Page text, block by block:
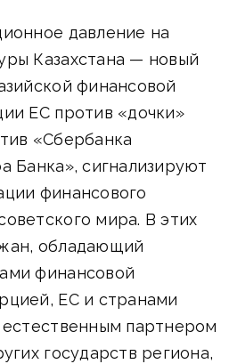
давление на
Казахстана — новый
финансовой
ЕС против «дочки»
«Сбербанка
Банка», сигнализируют
финансового
мира. В этих
обладающий
финансовой
ЕС и странами
естественным партнером
государств региона,